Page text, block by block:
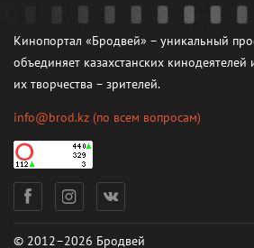
Кинопортал «Бродвей» – уникальный
объединяет казахстанских
их творчества – зрителей.
info@brod.kz (по всем вопросам)
© 2012–2026 Бродвей